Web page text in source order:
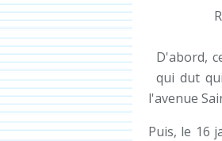
D'abord,
qui dut
l'avenue
Puis, le 16